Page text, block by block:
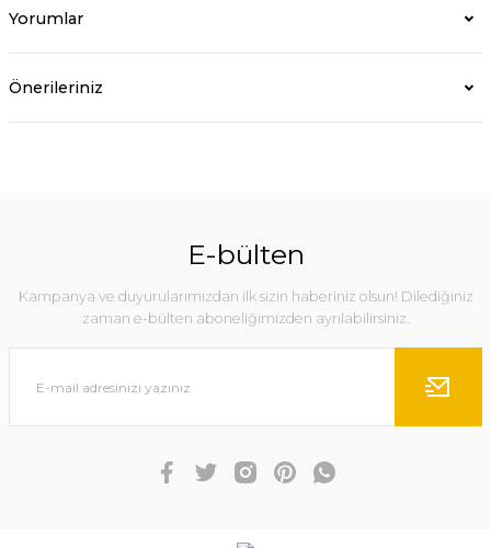
Yorumlar
Önerileriniz
E-bülten
Kampanya ve duyurularımızdan ilk sizin haberiniz olsun! Dilediğiniz
zaman e-bülten aboneliğimizden ayrılabilirsiniz.